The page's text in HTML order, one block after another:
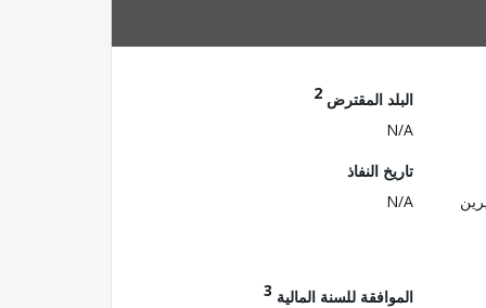
البلد المقترض 2
N/A
تاريخ النفاذ
N/A
الموافقة للسنة المالية 3